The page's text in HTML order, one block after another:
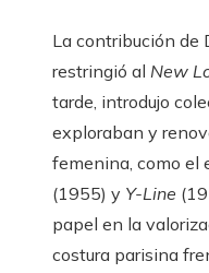
La contribución de
restringió al New
tarde, introdujo
exploraban y
femenina, como el
(1955) y Y-Line
papel en la
costura parisina